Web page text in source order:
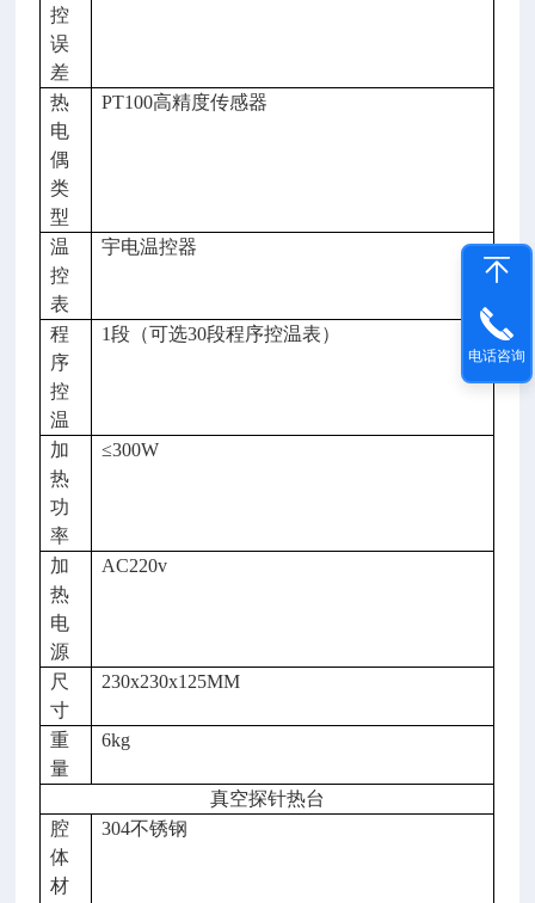
控
误
差
热
电
偶
类
型
PT100高精度传感器
温
控
表
宇电温控器
程
序
控
温
1段（可选30段程序控温表）
加
热
功
率
≤300W
加
热
电
源
AC220v
尺
寸
230x230x125MM
重
量
6kg
真空探针热台
腔
体
材
304不锈钢
电话咨询